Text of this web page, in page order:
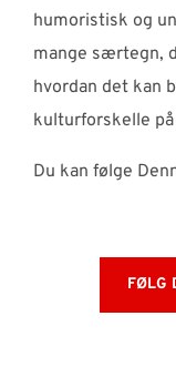
humoristisk og
mange særtegn,
hvordan det kan
kulturforskelle
Du kan følge
FØLG